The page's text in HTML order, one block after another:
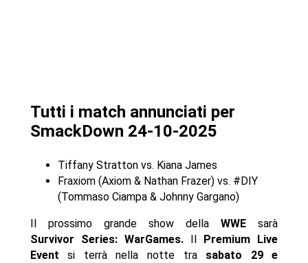
Tutti i match annunciati per
SmackDown 24-10-2025
Tiffany Stratton vs. Kiana James
Fraxiom (Axiom & Nathan Frazer) vs. #DIY
(Tommaso Ciampa & Johnny Gargano)
Il prossimo grande show dellaWWE sarà
Survivor Series: WarGames.Il
Premium Live
Event si terrà nella notte trasabato 29 e